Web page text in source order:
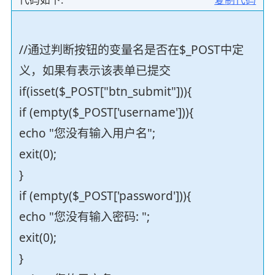
//通过判断按钮的变量名是否在$_POST中定
义，如果有表示该表单已提交
if(isset($_POST["btn_submit"])){
if (empty($_POST['username'])){
echo "您没有输入用户名";
exit(0);
}
if (empty($_POST['password'])){
echo "您没有输入密码: ";
exit(0);
}